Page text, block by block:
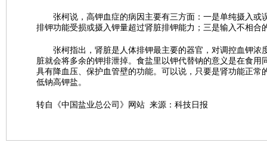
张柯说，高钾血症的病因主要有三方面：一是单纯摄入或
排钾功能受损或摄入钾量超过肾脏排钾能力；三是输入不相
张柯指出，肾脏是人体排钾最主要的器官，对调控血钾浓
脏就会将多余的钾排泄掉。食盐里以钾代替钠的意义是在食
具有降血压、保护血管壁的功能。可以说，只要是肾功能正
低钠高钾盐。
转自《中国盐业总公司》网站 来源：科技日报